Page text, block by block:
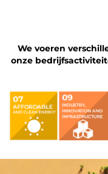
We voeren
onze